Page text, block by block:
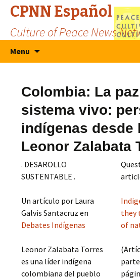
CPNN Español
Culture of Peace News
Menu
Colombia: La
sistema vivo:
indígenas desde
Leonor Zalabata
. DESAROLLO
SUSTENTABLE .
Un artículo por Laura
Galvis Santacruz en
Debates Indígenas
Leonor Zalabata Torres
es una líder indígena
colombiana del pueblo
they
of